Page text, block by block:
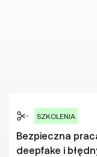
SZKOLENIA
Bezpieczna
deepfake i